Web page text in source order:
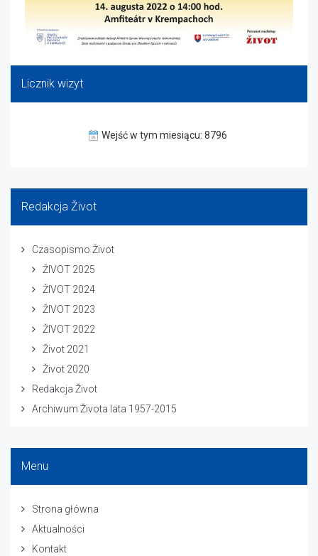
Licznik wizyt
Wejść w tym miesiącu: 8796
Redakcja Život
Czasopismo Život
ŽIVOT 2025
ŽIVOT 2024
ŽIVOT 2023
ŽIVOT 2022
Život 2021
Život 2020
Redakcja Život
Archiwum Života lata 1957-2015
Menu
Strona główna
Aktualności
Kontakt